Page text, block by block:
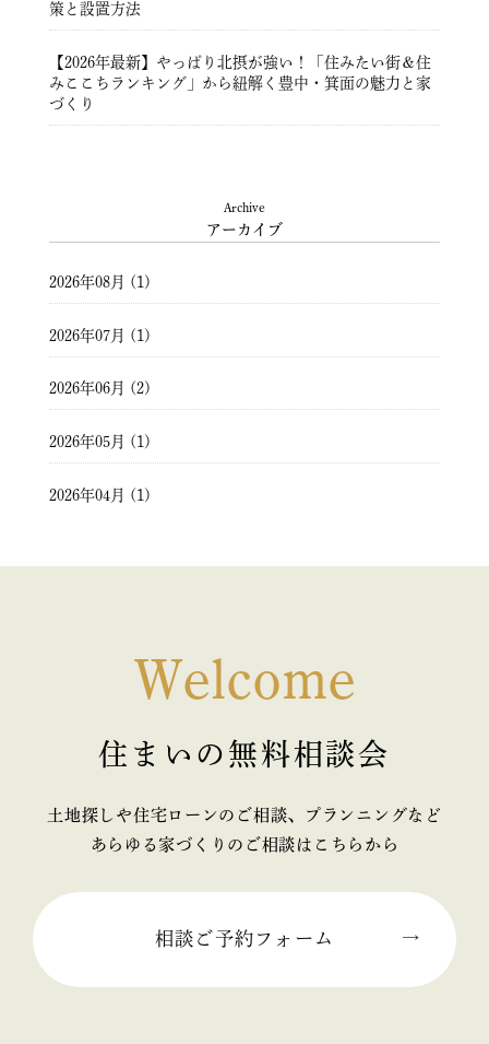
策と設置方法
【2026年最新】やっぱり北摂が強い！「住みたい街＆住
みここちランキング」から紐解く豊中・箕面の魅力と家
づくり
Archive
アーカイブ
2026年08月 (1)
2026年07月 (1)
2026年06月 (2)
2026年05月 (1)
2026年04月 (1)
2025年11月 (2)
2025年10月 (1)
2025年07月 (2)
Welcome
住まいの無料相談会
土地探しや住宅ローンのご相談、プランニングなど
あらゆる家づくりのご相談はこちらから
相談ご予約フォーム